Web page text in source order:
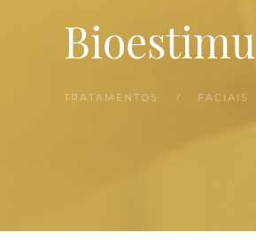
TRATAMENTOS FACIAIS